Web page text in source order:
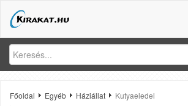
Főoldal Egyéb Háziállat Kutyaeledel